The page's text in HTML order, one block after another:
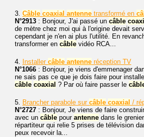
3. Câble coaxial antenne transformé en
N°2913 : Bonjour, J'ai passé un câble
de mètre chez moi qui à l'origine devait
cependant je n'en ai plus l'utilité. En
transformer en câble vidéo RCA...
4. Installer câble antenne réception TV
N°1066 : Bonjour, je viens d'emmenager
ne sais pas ce que je dois faire pour
câble coaxial ? Par où faire passer le
5. Brancher parabole sur câble coaxial /
N°2727 : Bonjour, Je viens de faire
avec un câble pour antenne dans le
répartiteur qui relie 5 prises de télévision
peux recevoir la...